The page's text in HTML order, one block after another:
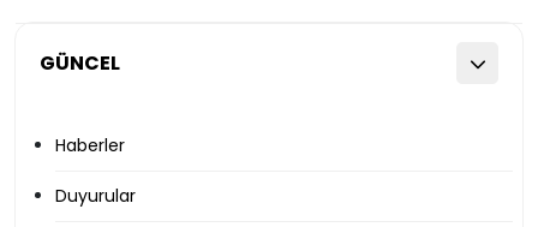
GÜNCEL
Haberler
Duyurular